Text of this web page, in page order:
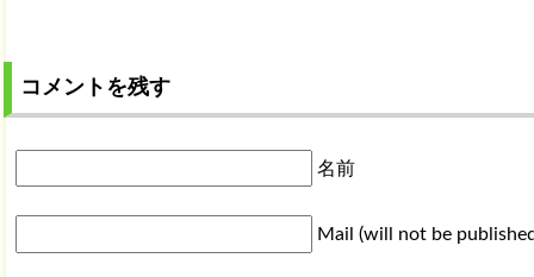
コメントを残す
名前
Mail (will not be